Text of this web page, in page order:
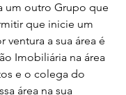
um outro Grupo que
que inicie um
ventura a sua área é
Imobiliária na área
e o colega do
área na sua